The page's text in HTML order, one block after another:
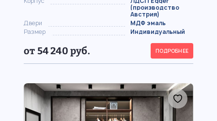
(производство
Австрия)
Двери
МДФ эмаль
Размер
Индивидуальный
от 54 240 руб. ПОДРОБНЕЕ